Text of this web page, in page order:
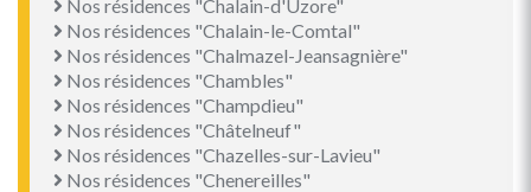
Nos résidences "Chalain-d'Uzore"
Nos résidences "Chalain-le-Comtal"
Nos résidences "Chalmazel-Jeansagnière"
Nos résidences "Chambles"
Nos résidences "Champdieu"
Nos résidences "Châtelneuf"
Nos résidences "Chazelles-sur-Lavieu"
Nos résidences "Chenereilles"